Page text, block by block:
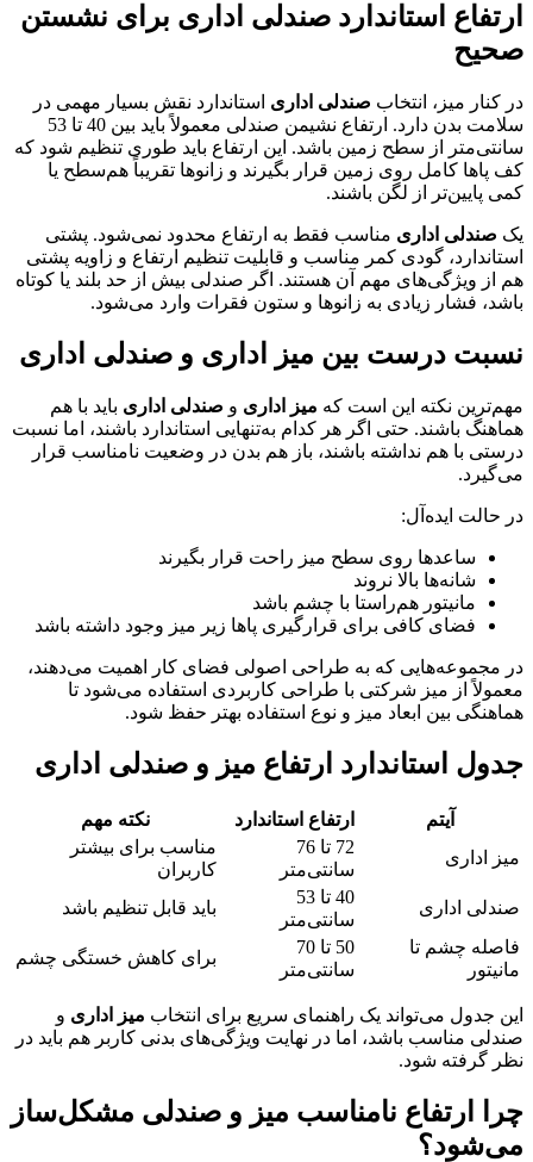
ارتفاع استاندارد صندلی اداری برای نشستن
صحیح
در کنار میز، انتخاب صندلی اداری استاندارد نقش بسیار مهمی در
سلامت بدن دارد. ارتفاع نشیمن صندلی معمولاً باید بین 40 تا 53
سانتی‌متر از سطح زمین باشد. این ارتفاع باید طوری تنظیم شود که
کف پاها کامل روی زمین قرار بگیرند و زانوها تقریباً هم‌سطح یا
کمی پایین‌تر از لگن باشند.
یک صندلی اداری مناسب فقط به ارتفاع محدود نمی‌شود. پشتی
استاندارد، گودی کمر مناسب و قابلیت تنظیم ارتفاع و زاویه پشتی
هم از ویژگی‌های مهم آن هستند. اگر صندلی بیش از حد بلند یا کوتاه
باشد، فشار زیادی به زانوها و ستون فقرات وارد می‌شود.
نسبت درست بین میز اداری و صندلی اداری
مهم‌ترین نکته این است که میز اداری و صندلی اداری باید با هم
هماهنگ باشند. حتی اگر هر کدام به‌تنهایی استاندارد باشند، اما نسبت
درستی با هم نداشته باشند، باز هم بدن در وضعیت نامناسب قرار
می‌گیرد.
در حالت ایده‌آل:
ساعدها روی سطح میز راحت قرار بگیرند
شانه‌ها بالا نروند
مانیتور هم‌راستا با چشم باشد
فضای کافی برای قرارگیری پاها زیر میز وجود داشته باشد
در مجموعه‌هایی که به طراحی اصولی فضای کار اهمیت می‌دهند،
معمولاً از میز شرکتی با طراحی کاربردی استفاده می‌شود تا
هماهنگی بین ابعاد میز و نوع استفاده بهتر حفظ شود.
جدول استاندارد ارتفاع میز و صندلی اداری
آیتم ارتفاع استاندارد
نکته مهم
میز اداری
72 تا 76
سانتی‌متر
مناسب برای بیشتر
کاربران
صندلی اداری
40 تا 53
سانتی‌متر
باید قابل تنظیم باشد
فاصله چشم تا
مانیتور
50 تا 70
سانتی‌متر
برای کاهش خستگی چشم
این جدول می‌تواند یک راهنمای سریع برای انتخاب میز اداری و
صندلی مناسب باشد، اما در نهایت ویژگی‌های بدنی کاربر هم باید در
نظر گرفته شود.
چرا ارتفاع نامناسب میز و صندلی مشکل‌ساز
می‌شود؟